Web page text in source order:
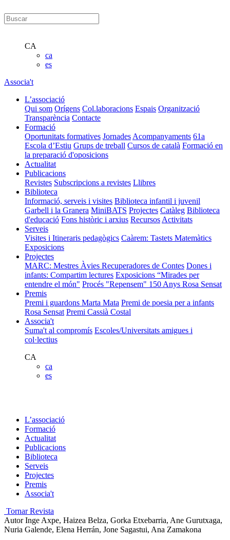
CA
ca
es
Associa't
L’associació
Qui som Orígens Col.laboracions Espais Organització
Transparència Contacte
Formació
Oportunitats formatives Jornades Acompanyaments 61a
Escola d’Estiu Grups de treball Cursos de català Formació en
la preparació d'oposicions
Actualitat
Publicacions
Revistes Subscripcions a revistes Llibres
Biblioteca
Informació, serveis i visites Biblioteca infantil i juvenil
Garbell i la Granera MiniBATS Projectes Catàleg Biblioteca
d'educació Fons històric i arxius Recursos Activitats
Serveis
Visites i Itineraris pedagògics Caàrem: Tastets Matemàtics
Exposicions
Projectes
MARC: Mestres Àvies Recuperadores de Contes Dones i
infants: Compartim lectures Exposicions “Mirades per
entendre el món" Procés "Repensem" 150 Anys Rosa Sensat
Premis
Premi i guardons Marta Mata Premi de poesia per a infants
Rosa Sensat Premi Cassià Costal
Associa't
Suma't al compromís Escoles/Universitats amigues i
col·lectius
CA
ca
es
L’associació
Formació
Actualitat
Publicacions
Biblioteca
Serveis
Projectes
Premis
Associa't
Tornar Revista
Autor Inge Axpe, Haizea Belza, Gorka Etxebarria, Ane Gurutxaga,
Nuria Galende, Elena Herrán, Jone Sagastui, Ana Zamakona